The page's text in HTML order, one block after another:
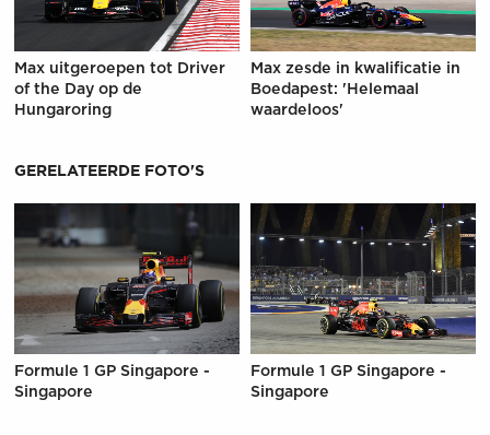
Max uitgeroepen tot Driver
of the Day op de
Hungaroring
Max zesde in kwalificatie in
Boedapest: 'Helemaal
waardeloos'
GERELATEERDE FOTO'S
Formule 1 GP Singapore -
Singapore
Formule 1 GP Singapore -
Singapore